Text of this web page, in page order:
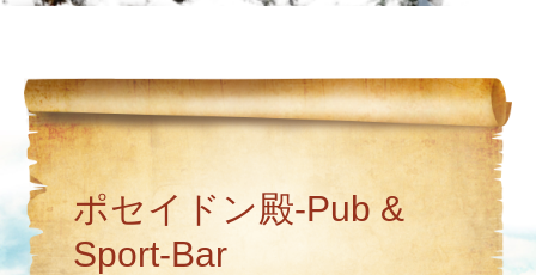
ポセイドン殿-Pub &
Sport-Bar